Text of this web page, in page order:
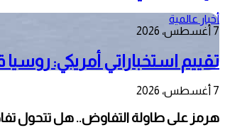
أخبار عالمية
7 أغسطس، 2026
تقييم استخباراتي أمريكي: روسيا قد
7 أغسطس، 2026
هرمز على طاولة التفاوض.. هل تتحول